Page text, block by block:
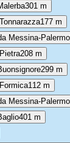
301 m
177 m
Messina-Palermo
208 m
299 m
112 m
Messina-Palermo
401 m